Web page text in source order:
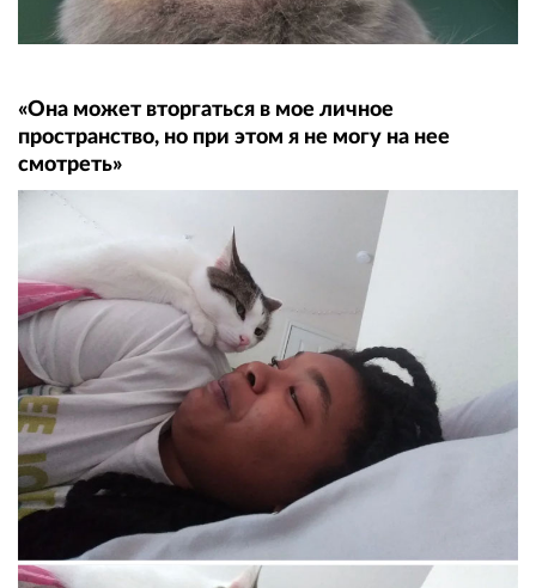
«Она может вторгаться в мое личное
пространство, но при этом я не могу на нее
смотреть»